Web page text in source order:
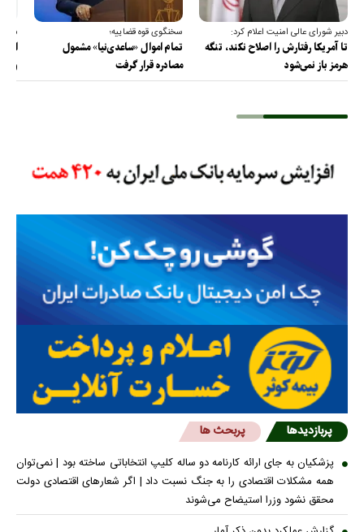
دبیر شورای عالی امنیت اعلام کرد:
تا آمریکا رفتارش را اصلاح نکند، تنگه
هرمز باز نمی‌شود
سخنگوی قوه قضاییه؛
تمام اموال «ساعدی‌نیا» مشمول
مصادره قرار گرفت
و
پربازدیدها پربحث ها
پزشکیان به جای ارائه کارنامه دو ساله کلیپ انتخاباتی ساخته بود | نمی‌توان
همه مشکلات اقتصادی را به جنگ نسبت داد | اگر شعار‌های اقتصادی دولت
محقق نشود وزرا استیضاح می‌شوند